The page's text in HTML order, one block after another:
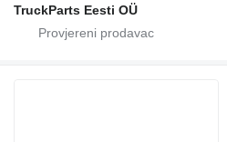
TruckParts Eesti OÜ